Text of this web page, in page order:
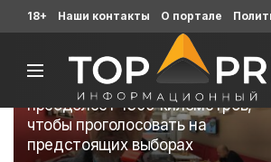
Последние
«Құрылтайға жол»: известный
казахстанский
преодолеет 1300 километров,
чтобы проголосовать на
предстоящих выборах
18+ Наши контакты О портале